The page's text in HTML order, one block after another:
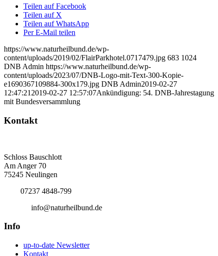
Teilen auf Facebook
Teilen auf X
Teilen auf WhatsApp
Per E-Mail teilen
https://www.naturheilbund.de/wp-
content/uploads/2019/02/FlairParkhotel.0717479.jpg 683 1024
DNB Admin https://www.naturheilbund.de/wp-
content/uploads/2023/07/DNB-Logo-mit-Text-300-Kopie-
e1690367109884-300x179.jpg DNB Admin2019-02-27
12:47:21 2019-02-27 12:57:07Ankündigung: 54. DNB-Jahrestagung
mit Bundesversammlung
Kontakt
Schloss Bauschlott
Am Anger 70
75245 Neulingen
07237 4848-799
info@naturheilbund.de
Info
up-to-date Newsletter
Kontakt